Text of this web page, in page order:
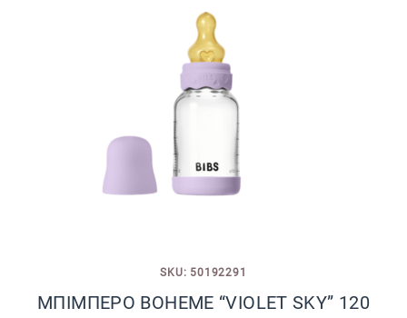
SKU: 50192291
ΜΠΙΜΠΕΡΟ BOHEME “VIOLET SKY” 120